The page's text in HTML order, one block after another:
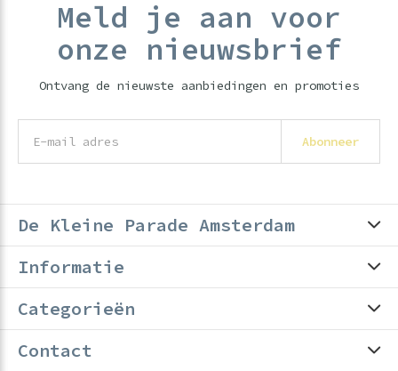
Meld je aan voor
onze nieuwsbrief
Ontvang de nieuwste aanbiedingen en promoties
Abonneer
De Kleine Parade Amsterdam
Informatie
Categorieën
Contact